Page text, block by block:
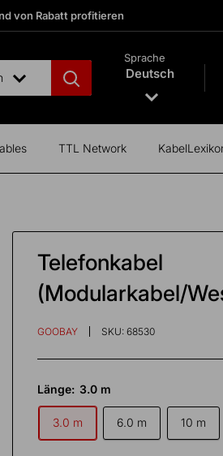
von Rabatt profitieren
Sprache
Deutsch
TTL Network
Telefonkabel
(Modularkabel/
GOOBAY SKU:68530
Länge: 3.0 m
3.0 m 6.0 m 10 m